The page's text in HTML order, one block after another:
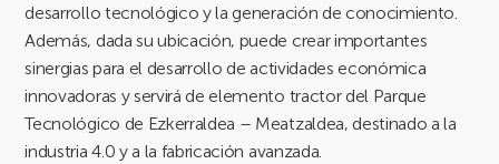
desarrollo tecnológico y la generación de conocimiento.
Además, dada su ubicación, puede crear importantes
sinergias para el desarrollo de actividades económica
innovadoras y servirá de elemento tractor del Parque
Tecnológico de Ezkerraldea – Meatzaldea, destinado a la
industria 4.0 y a la fabricación avanzada.